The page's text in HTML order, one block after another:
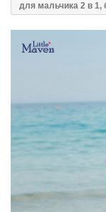
для мальчика 2 в 1,